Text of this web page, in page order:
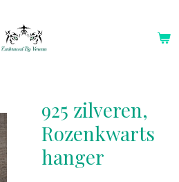
925 zilveren,
Rozenkwarts
hanger